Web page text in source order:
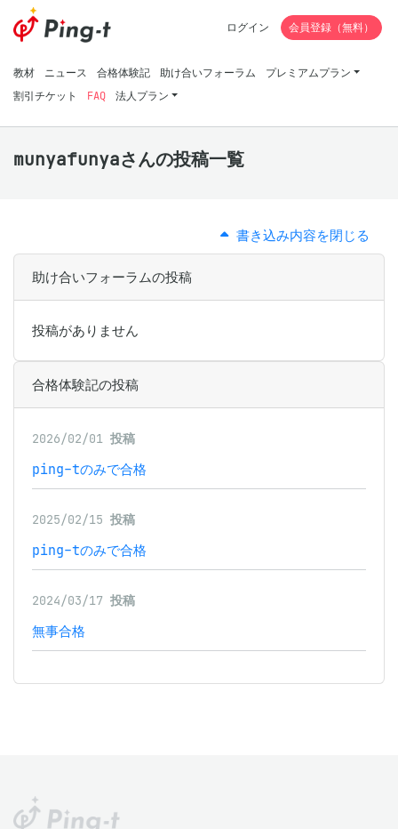
教材 ニュース 合格体験記 助け合いフォーラム
プレミアムプラン
割引チケット
FAQ 法人プラン
ログイン 会員登録（無料）
munyafunyaさんの投稿一覧
書き込み内容を閉じる
助け合いフォーラムの投稿
投稿がありません
合格体験記の投稿
2026/02/01 投稿
ping-tのみで合格
2025/02/15 投稿
ping-tのみで合格
2024/03/17 投稿
無事合格